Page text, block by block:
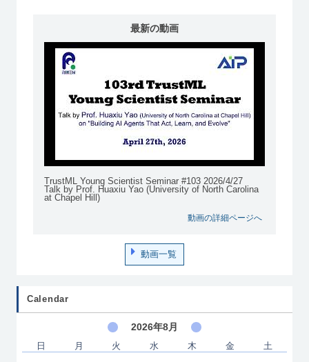
最新の動画
TrustML Young Scientist Seminar #103 2026/4/27
Talk by Prof. Huaxiu Yao (University of North Carolina
at Chapel Hill)
動画の詳細ページへ
動画一覧
Calendar
2026年8月
日 月 火 水 木 金 土